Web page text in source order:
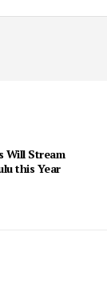
Will Stream
this Year